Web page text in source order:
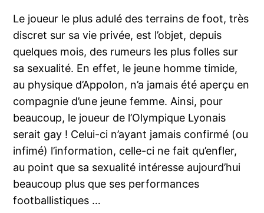
Le joueur le plus adulé des terrains de foot, très
discret sur sa vie privée, est l’objet, depuis
quelques mois, des rumeurs les plus folles sur
sa sexualité. En effet, le jeune homme timide,
au physique d’Appolon, n’a jamais été aperçu en
compagnie d’une jeune femme. Ainsi, pour
beaucoup, le joueur de l’Olympique Lyonais
serait gay ! Celui-ci n’ayant jamais confirmé (ou
infimé) l’information, celle-ci ne fait qu’enfler,
au point que sa sexualité intéresse aujourd’hui
beaucoup plus que ses performances
footballistiques …